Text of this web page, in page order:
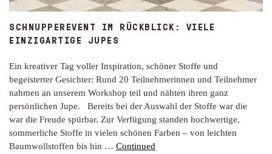
SCHNUPPEREVENT IM RÜCKBLICK: VIELE
EINZIGARTIGE JUPES
Ein kreativer Tag voller Inspiration, schöner Stoffe und
begeisterter Gesichter: Rund 20 Teilnehmerinnen und Teilnehmer
nahmen an unserem Workshop teil und nähten ihren ganz
persönlichen Jupe. Bereits bei der Auswahl der Stoffe war die
war die Freude spürbar. Zur Verfügung standen hochwertige,
sommerliche Stoffe in vielen schönen Farben – von leichten
Baumwollstoffen bis hin … Continued